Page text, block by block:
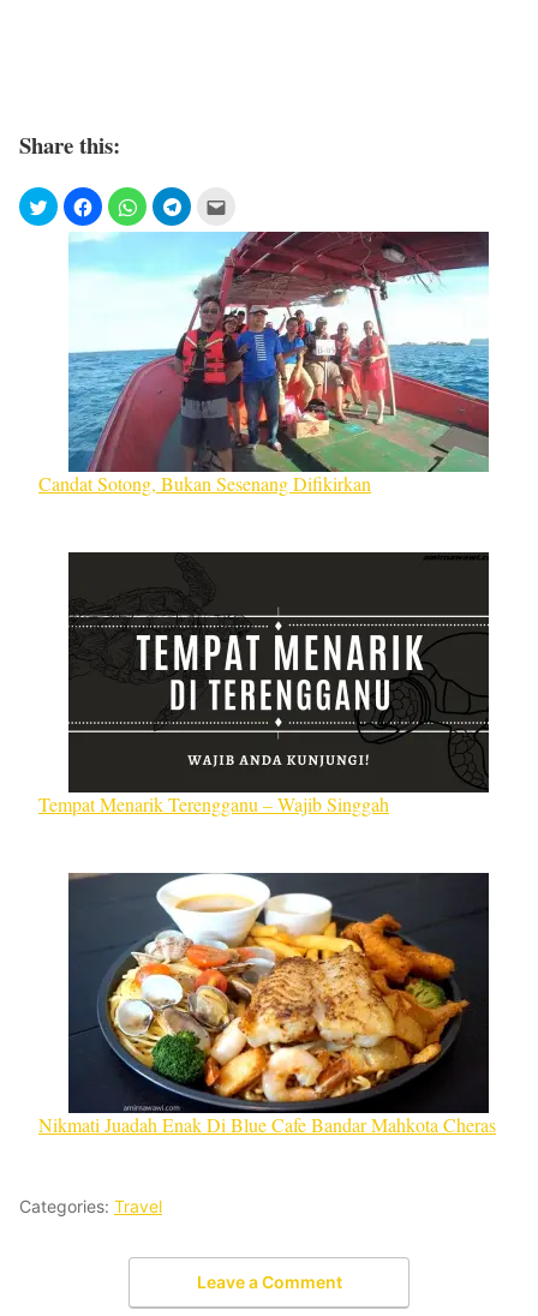
Share this:
Candat Sotong, Bukan Sesenang Difikirkan
Tempat Menarik Terengganu – Wajib Singgah
Nikmati Juadah Enak Di Blue Cafe Bandar Mahkota Cheras
Categories: Travel
Leave a Comment